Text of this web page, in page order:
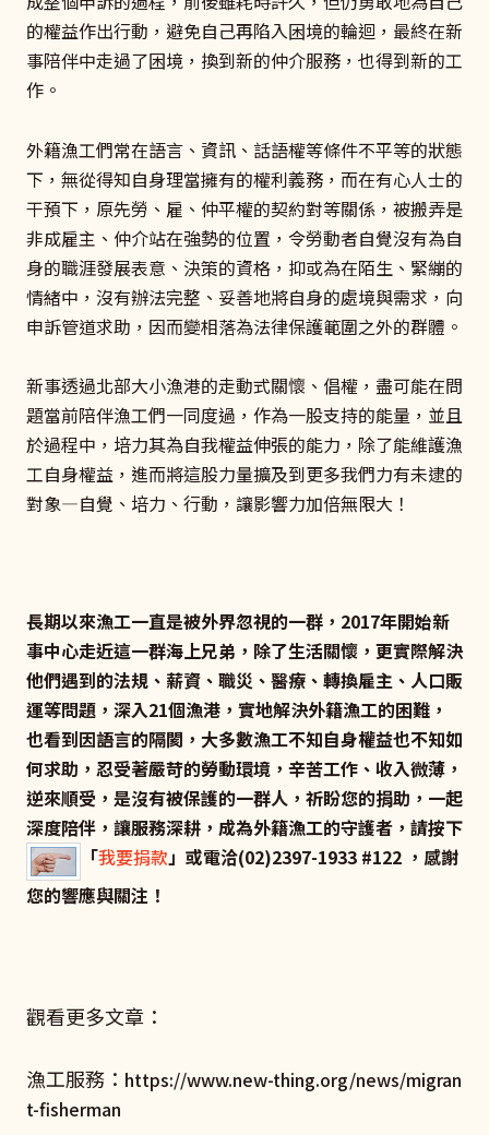
的權益作出行動，避免自己再陷入困境的輪迴，最終在新
事陪伴中走過了困境，換到新的仲介服務，也得到新的工
作。
外籍漁工們常在語言、資訊、話語權等條件不平等的狀態
下，無從得知自身理當擁有的權利義務，而在有心人士的
干預下，原先勞、雇、仲平權的契約對等關係，被搬弄是
非成雇主、仲介站在強勢的位置，令勞動者自覺沒有為自
身的職涯發展表意、決策的資格，抑或為在陌生、緊繃的
情緒中，沒有辦法完整、妥善地將自身的處境與需求，向
申訴管道求助，因而變相落為法律保護範圍之外的群體。
新事透過北部大小漁港的走動式關懷、倡權，盡可能在問
題當前陪伴漁工們一同度過，作為一股支持的能量，並且
於過程中，培力其為自我權益伸張的能力，除了能維護漁
工自身權益，進而將這股力量擴及到更多我們力有未逮的
對象—自覺、培力、行動，讓影響力加倍無限大！
長期以來漁工一直是被外界忽視的一群，2017年開始新
事中心走近這一群海上兄弟，除了生活關懷，更實際解決
他們遇到的法規、薪資、職災、醫療、轉換雇主、人口販
運等問題，深入21個漁港，實地解決外籍漁工的困難，
也看到因語言的隔閡，大多數漁工不知自身權益也不知如
何求助，忍受著嚴苛的勞動環境，辛苦工作、收入微薄，
逆來順受，是沒有被保護的一群人，祈盼您的捐助，一起
深度陪伴，讓服務深耕，成為外籍漁工的守護者，請按下
「我要捐款」或電洽(02)2397-1933 #122 ，感謝
您的響應與關注！
觀看更多文章：
漁工服務： https://www.new-thing.org/news/migran
t-fisherman